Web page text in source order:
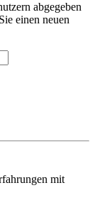
abgegeben
einen neuen
mit